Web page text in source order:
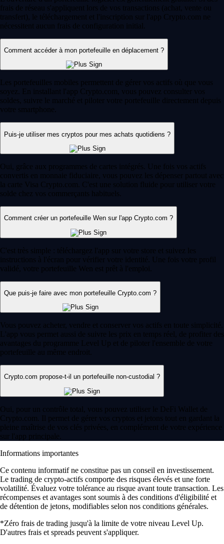
frais de réseau s'appliquent lors de vos transactions (achat, vente ou
transfert), le téléchargement et l'inscription sur l'app Crypto.com ne
nécessitent aucun frais de configuration initial.
Comment accéder à mon portefeuille en déplacement ?
Les portefeuilles mobiles permettent de gérer vos actifs où que vous
soyez. En installant l'app Crypto.com, vous pouvez consulter vos
soldes, suivre le marché et piloter votre portefeuille directement depuis
votre smartphone.
Puis-je utiliser mes cryptos pour mes achats quotidiens ?
Oui, grâce aux programmes de cartes intégrés. Une fois vos actifs
convertis en monnaie fiduciaire, vous pouvez les dépenser partout avec
la carte Visa Crypto.com. C'est une solution fluide pour utiliser votre
solde chez vos commerçants habituels.
Comment créer un portefeuille Wen sur l'app Crypto.com ?
C'est très simple : téléchargez l'app sur votre store et suivez les
instructions à l'écran pour vérifier votre identité. Une fois votre profil
validé, votre portefeuille Wen est prêt à l'emploi.
Que puis-je faire avec mon portefeuille Crypto.com ?
Vous pouvez acheter, vendre et conserver vos actifs en toute simplicité.
L'app vous permet aussi de suivre les prix en temps réel, de profiter des
avantages du programme Level Up et de piloter l'ensemble de votre
portefeuille au même endroit.
Crypto.com propose-t-il un portefeuille non-custodial ?
Oui, pour un contrôle total, vous pouvez utiliser le DeFi Wallet de
Crypto.com. Il permet de gérer vos cryptos et jetons tout en gardant la
pleine maîtrise de vos clés privées, en complément de votre expérience
sur l'app principale.
Informations importantes
Ce contenu informatif ne constitue pas un conseil en investissement.
Le trading de crypto-actifs comporte des risques élevés et une forte
volatilité. Évaluez votre tolérance au risque avant toute transaction. Les
récompenses et avantages sont soumis à des conditions d'éligibilité et
de détention de jetons, modifiables selon nos conditions générales.
*Zéro frais de trading jusqu'à la limite de votre niveau Level Up.
D'autres frais et spreads peuvent s'appliquer.